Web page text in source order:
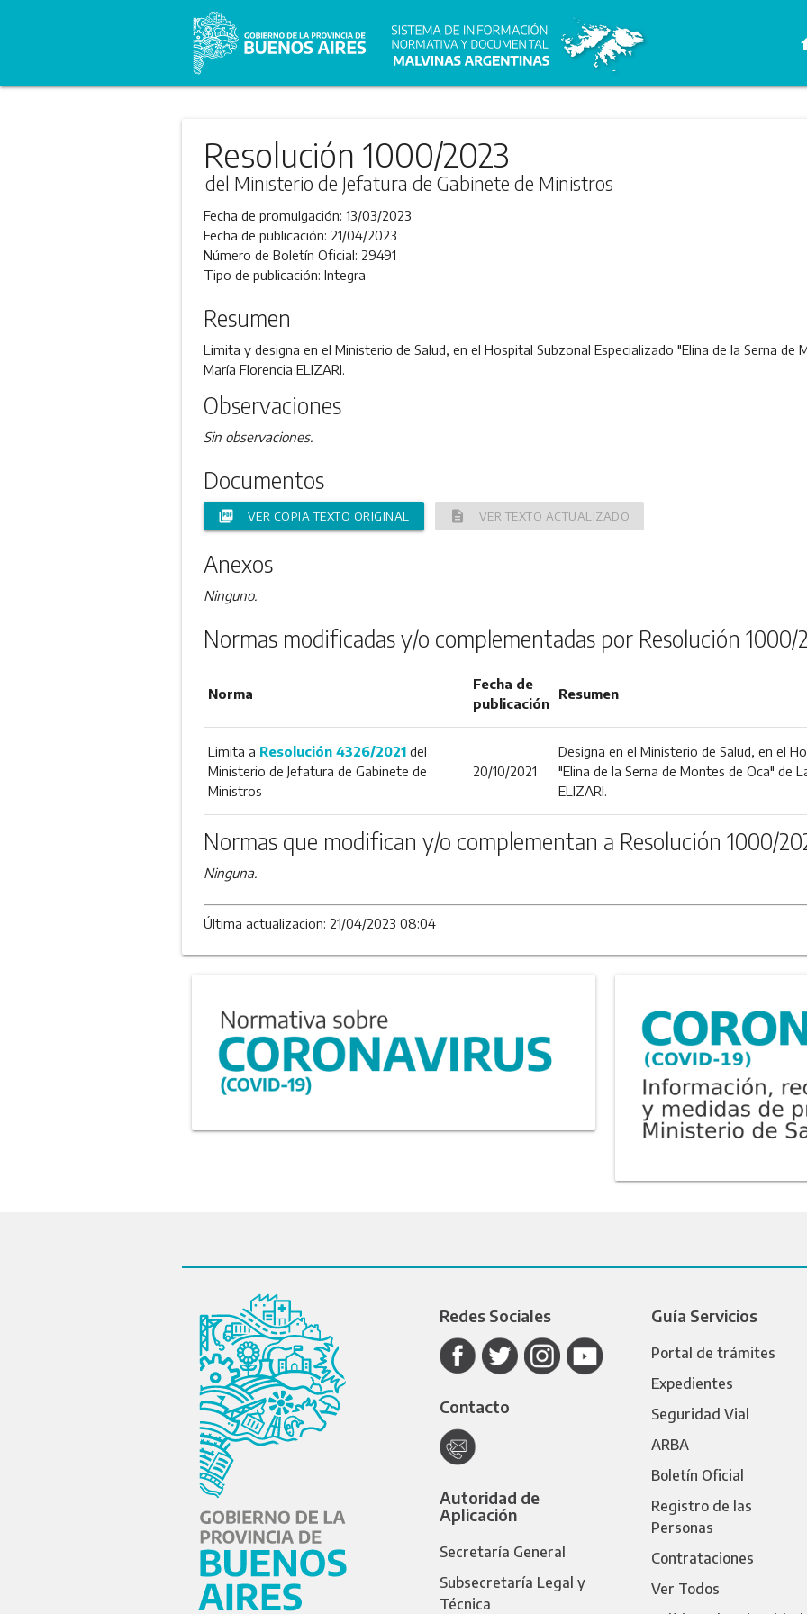
Resolución 1000/2023
del Ministerio de Jefatura de Gabinete de Ministros
Fecha de promulgación: 13/03/2023
Fecha de publicación: 21/04/2023
Número de Boletín Oficial: 29491
Tipo de publicación: Integra
Resumen
Limita y designa en el Ministerio de Salud, en el Hospital Subzonal Especializado "Elina de la Serna de
María Florencia ELIZARI.
Observaciones
Sin observaciones.
Documentos
picture_as_pdf VER COPIA TEXTO ORIGINAL description VER TEXTO ACTUALIZADO
Anexos
Ninguno.
Normas modificadas y/o complementadas por Resolución 1000/
Norma
Fecha de
publicación
Resumen
Limita a Resolución 4326/2021del
Ministerio de Jefatura de Gabinete de
Ministros
20/10/2021
Designa en el Ministerio de Salud, en el
"Elina de la Serna de Montes de Oca" de
ELIZARI.
Normas que modifican y/o complementan a Resolución 1000/
Ninguna.
Última actualizacion: 21/04/2023 08:04
Redes Sociales
Contacto
Autoridad de
Aplicación
Secretaría General
Subsecretaría Legal y
Técnica
Guía Servicios
Portal de trámites
Expedientes
Seguridad Vial
ARBA
Boletín Oficial
Registro de las
Personas
Contrataciones
Ver Todos